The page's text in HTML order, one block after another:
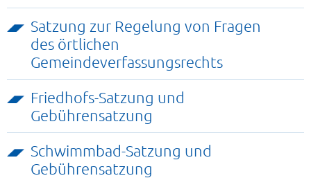
Satzung zur Regelung von Fragen
des örtlichen
Gemeindeverfassungsrechts
Friedhofs-Satzung und
Gebührensatzung
Schwimmbad-Satzung und
Gebührensatzung